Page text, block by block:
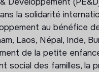
la solidarité
au bénéfice
Laos, Népal, Inde,
de la petite
social des familles,